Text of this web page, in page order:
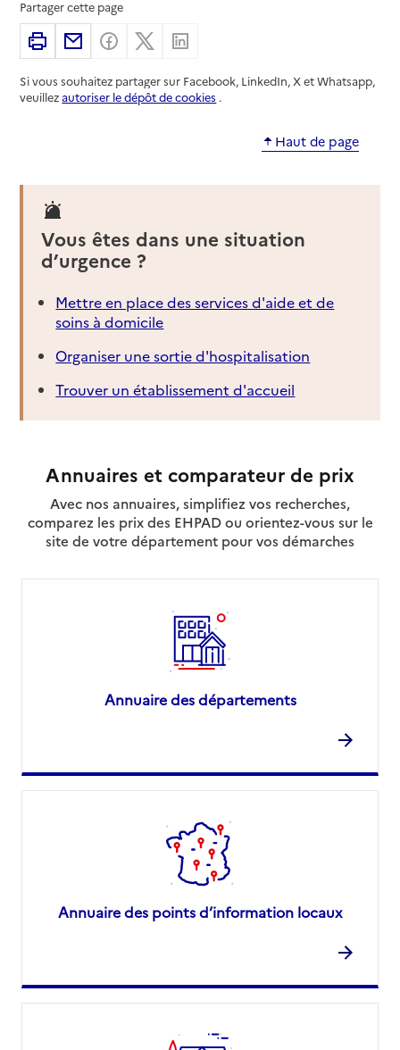
Partager cette page
ImprimerPartager par email
Partager sur Facebook
Partager sur X
Si vous souhaitez partager sur Facebook, LinkedIn, X et Whatsapp,
veuillezautoriser le dépôt de cookies .
Haut de page
Vous êtes dans une situation
d’urgence ?
Mettre en place des services d'aide et de
soins à domicile
Organiser une sortie d'hospitalisation
Trouver un établissement d'accueil
Annuaires et comparateur de prix
Avec nos annuaires, simplifiez vos recherches,
comparez les prix des EHPAD ou orientez-vous sur le
site de votre département pour vos démarches
Annuaire des départements
Annuaire des points d’information locaux